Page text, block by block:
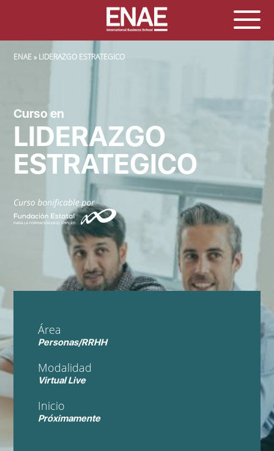
SOBRESCRIBIR ENLACES DE AYUDA A LA NAVEGACIÓN
ENAE LIDERAZGO ESTRATEGICO
Curso en
LIDERAZGO
ESTRATEGICO
Área
Personas/RRHH
Modalidad
Virtual Live
Inicio
Próximamente